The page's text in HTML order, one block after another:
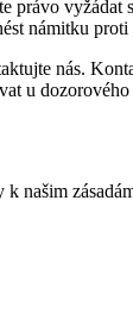
právo
námitku
nás.
u
našim